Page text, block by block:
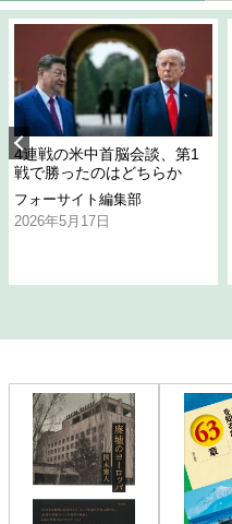
4連戦の米中首脳会談、第1
戦で勝ったのはどちらか
フォーサイト編集部
2026年5月17日